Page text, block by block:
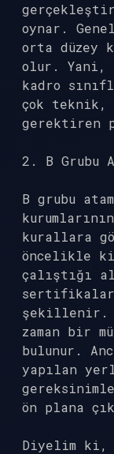
oynar.
orta düzey
olur. Yani,
kadro
çok teknik,
gerektiren
2. B Grubu
B grubu
kurallara
öncelikle
çalıştığı
şekillenir.
zaman bir
bulunur.
yapılan
ön plana
Diyelim ki,